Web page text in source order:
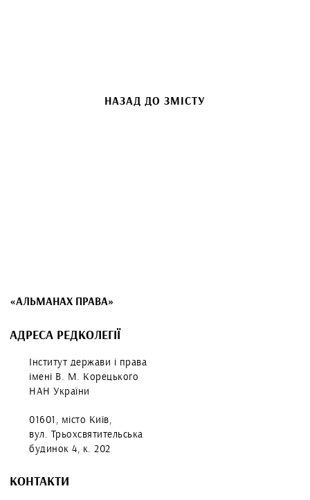
НАЗАД ДО ЗМІСТУ
«АЛЬМАНАХ ПРАВА»
АДРЕСА РЕДКОЛЕГІЇ
Інститут держави і права
імені В. М. Корецького
НАН України
01601, місто Київ,
вул. Трьохсвятительська
будинок 4, к. 202
КОНТАКТИ